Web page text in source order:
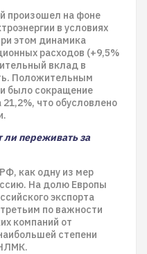
произошел на фоне
в условиях
этом динамика
расходов (+9,5%
вклад в
Положительным
было сокращение
что обусловлено
ли переживать за
как одну из мер
На долю Европы
экспорта
по важности
компаний от
степени